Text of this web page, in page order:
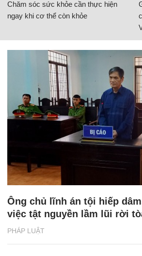
Chăm sóc sức khỏe cần thực hiện
ngay khi cơ thể còn khỏe
PHÁP LUẬT
Ông chủ lĩnh án tội hiếp
việc tật nguyền lầm lũi rời